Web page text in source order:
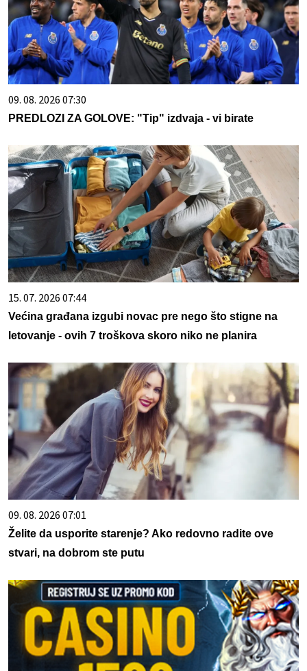
09. 08. 2026 07:30
PREDLOZI ZA GOLOVE: "Tip" izdvaja - vi birate
15. 07. 2026 07:44
Većina građana izgubi novac pre nego što stigne na
letovanje - ovih 7 troškova skoro niko ne planira
09. 08. 2026 07:01
Želite da usporite starenje? Ako redovno radite ove
stvari, na dobrom ste putu